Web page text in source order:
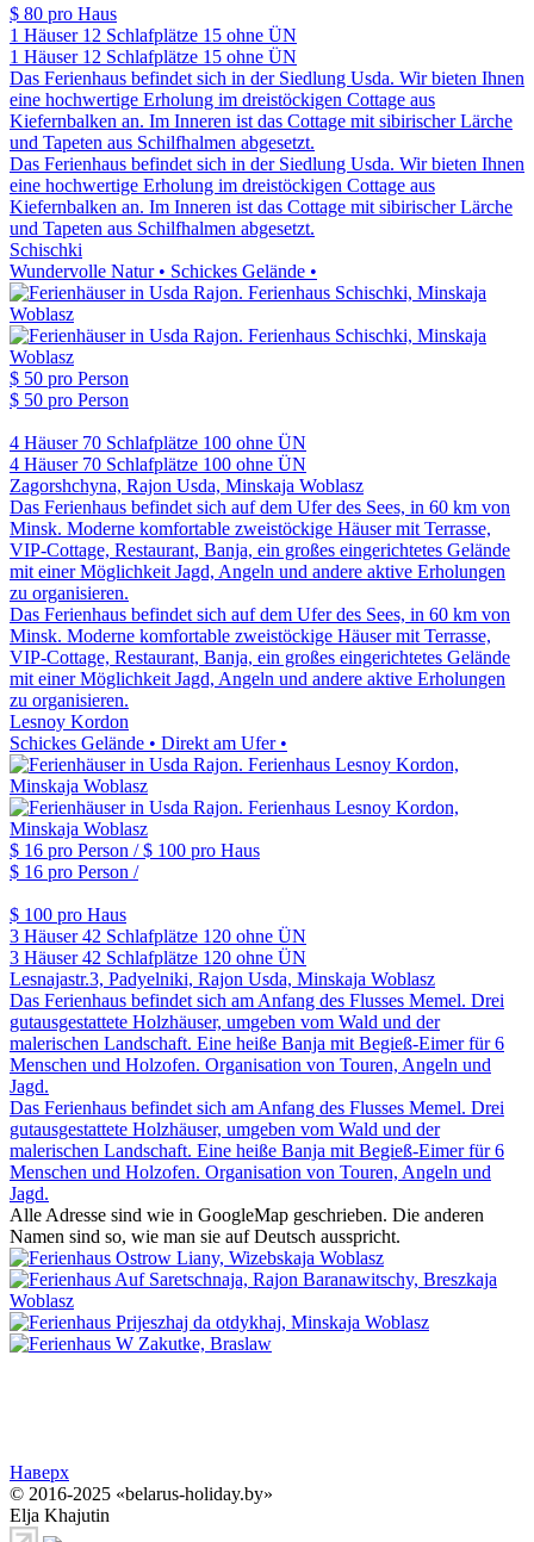
$ 80 pro Haus
1 Häuser 12 Schlafplätze 15 ohne ÜN
1 Häuser 12 Schlafplätze 15 ohne ÜN
Das Ferienhaus befindet sich in der Siedlung Usda. Wir bieten Ihnen
eine hochwertige Erholung im dreistöckigen Cottage aus
Kiefernbalken an. Im Inneren ist das Cottage mit sibirischer Lärche
und Tapeten aus Schilfhalmen abgesetzt.
Das Ferienhaus befindet sich in der Siedlung Usda. Wir bieten Ihnen
eine hochwertige Erholung im dreistöckigen Cottage aus
Kiefernbalken an. Im Inneren ist das Cottage mit sibirischer Lärche
und Tapeten aus Schilfhalmen abgesetzt.
Schischki
Wundervolle Natur • Schickes Gelände •
$ 50 pro Person
$ 50 pro Person
4 Häuser 70 Schlafplätze 100 ohne ÜN
4 Häuser 70 Schlafplätze 100 ohne ÜN
Zagorshchyna, Rajon Usda, Minskaja Woblasz
Das Ferienhaus befindet sich auf dem Ufer des Sees, in 60 km von
Minsk. Moderne komfortable zweistöckige Häuser mit Terrasse,
VIP-Cottage, Restaurant, Banja, ein großes eingerichtetes Gelände
mit einer Möglichkeit Jagd, Angeln und andere aktive Erholungen
zu organisieren.
Das Ferienhaus befindet sich auf dem Ufer des Sees, in 60 km von
Minsk. Moderne komfortable zweistöckige Häuser mit Terrasse,
VIP-Cottage, Restaurant, Banja, ein großes eingerichtetes Gelände
mit einer Möglichkeit Jagd, Angeln und andere aktive Erholungen
zu organisieren.
Lesnoy Kordon
Schickes Gelände • Direkt am Ufer •
$ 16 pro Person /$ 100 pro Haus
$ 16 pro Person /
$ 100 pro Haus
3 Häuser 42 Schlafplätze 120 ohne ÜN
3 Häuser 42 Schlafplätze 120 ohne ÜN
Lesnajastr.3, Padyelniki, Rajon Usda, Minskaja Woblasz
Das Ferienhaus befindet sich am Anfang des Flusses Memel. Drei
gutausgestattete Holzhäuser, umgeben vom Wald und der
malerischen Landschaft. Eine heiße Banja mit Begieß-Eimer für 6
Menschen und Holzofen. Organisation von Touren, Angeln und
Jagd.
Das Ferienhaus befindet sich am Anfang des Flusses Memel. Drei
gutausgestattete Holzhäuser, umgeben vom Wald und der
malerischen Landschaft. Eine heiße Banja mit Begieß-Eimer für 6
Menschen und Holzofen. Organisation von Touren, Angeln und
Jagd.
Alle Adresse sind wie in GoogleMap geschrieben. Die anderen
Namen sind so, wie man sie auf Deutsch ausspricht.
Наверх
© 2016-2025 «belarus-holiday.by»
Elja Khajutin